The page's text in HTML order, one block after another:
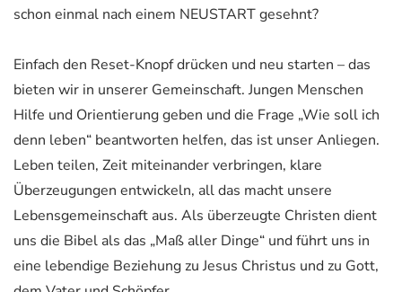
schon einmal nach einem NEUSTART gesehnt?
Einfach den Reset-Knopf drücken und neu starten – das
bieten wir in unserer Gemeinschaft. Jungen Menschen
Hilfe und Orientierung geben und die Frage „Wie soll ich
denn leben“ beantworten helfen, das ist unser Anliegen.
Leben teilen, Zeit miteinander verbringen, klare
Überzeugungen entwickeln, all das macht unsere
Lebensgemeinschaft aus. Als überzeugte Christen dient
uns die Bibel als das „Maß aller Dinge“ und führt uns in
eine lebendige Beziehung zu Jesus Christus und zu Gott,